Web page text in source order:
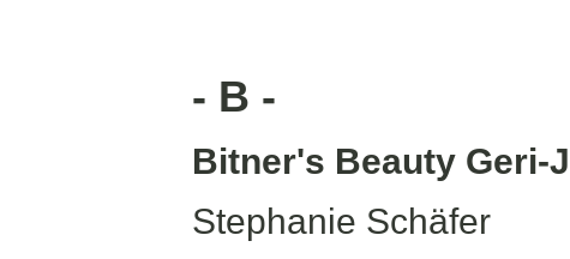
- B -
Bitner's Beauty Geri-
Stephanie Schäfer